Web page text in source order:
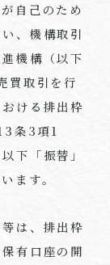
自己のため
、機構取引
機構（以下
買取引を行
ける排出枠
条3項1
下「振替」
ます。
は、排出枠
有口座の開